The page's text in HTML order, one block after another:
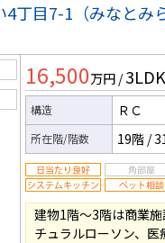
4丁目7-1（みなと
16,500万円 / 3LDK
構造 ＲＣ
所在階/階数 19階 /
建物1階～3階は商業
チュラルローソン、医